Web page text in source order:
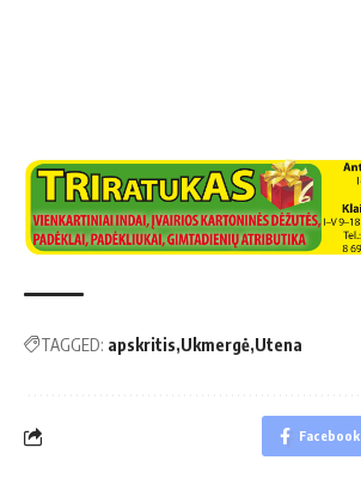
TAGGED: apskritis Ukmergė Utena
Facebook